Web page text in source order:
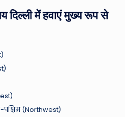
में हवाएं मुख्य रूप से
पश्चिम (Northwest)